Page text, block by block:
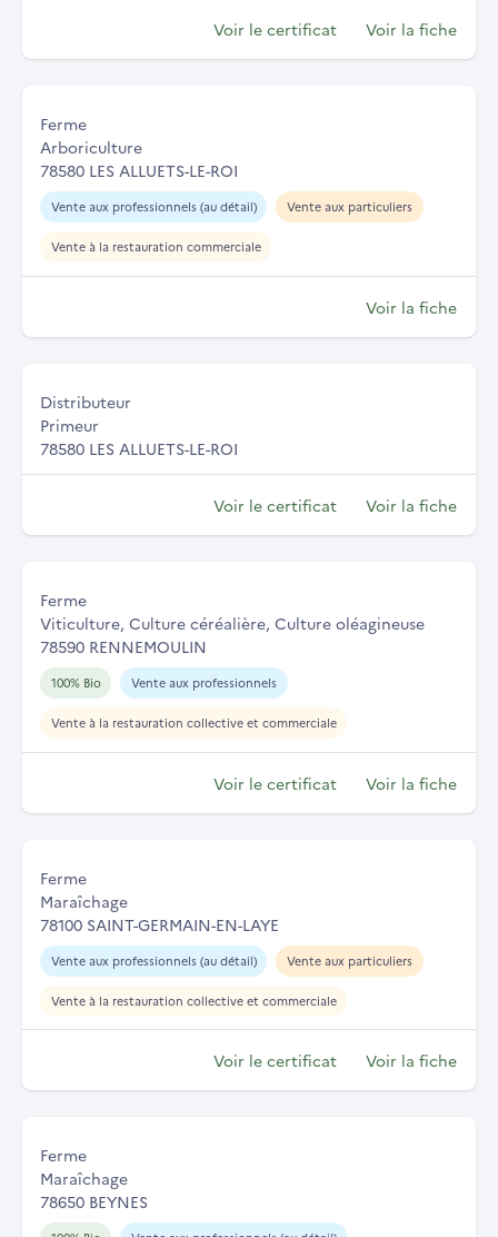
Voir le certificat Voir la fiche
Ferme
Arboriculture
78580 LES ALLUETS-LE-ROI
Vente aux professionnels (au détail) Vente aux particuliers
Vente à la restauration commerciale
Voir la fiche
Distributeur
Primeur
78580 LES ALLUETS-LE-ROI
Voir le certificat Voir la fiche
Ferme
Viticulture, Culture céréalière, Culture oléagineuse
78590 RENNEMOULIN
100% Bio Vente aux professionnels
Vente à la restauration collective et commerciale
Voir le certificat Voir la fiche
Ferme
Maraîchage
78100 SAINT-GERMAIN-EN-LAYE
Vente aux professionnels (au détail) Vente aux particuliers
Vente à la restauration collective et commerciale
Voir le certificat Voir la fiche
Ferme
Maraîchage
78650 BEYNES